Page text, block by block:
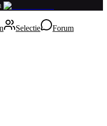
Selectie Forum